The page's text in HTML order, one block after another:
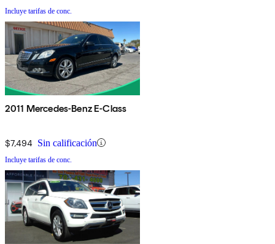
Incluye tarifas de conc.
2011 Mercedes-Benz E-Class
$7,494 Sin calificación
Incluye tarifas de conc.